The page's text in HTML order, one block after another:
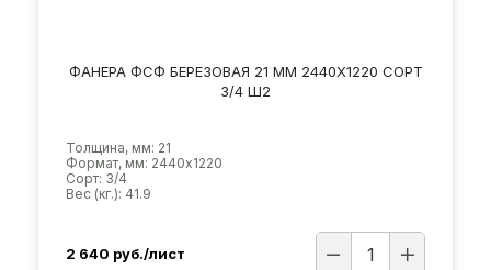
ФАНЕРА ФСФ БЕРЕЗОВАЯ 21 ММ 2440Х1220 СОРТ
3/4 Ш2
Толщина, мм: 21
Формат, мм: 2440х1220
Сорт: 3/4
Вес (кг.): 41.9
2 640 руб./лист